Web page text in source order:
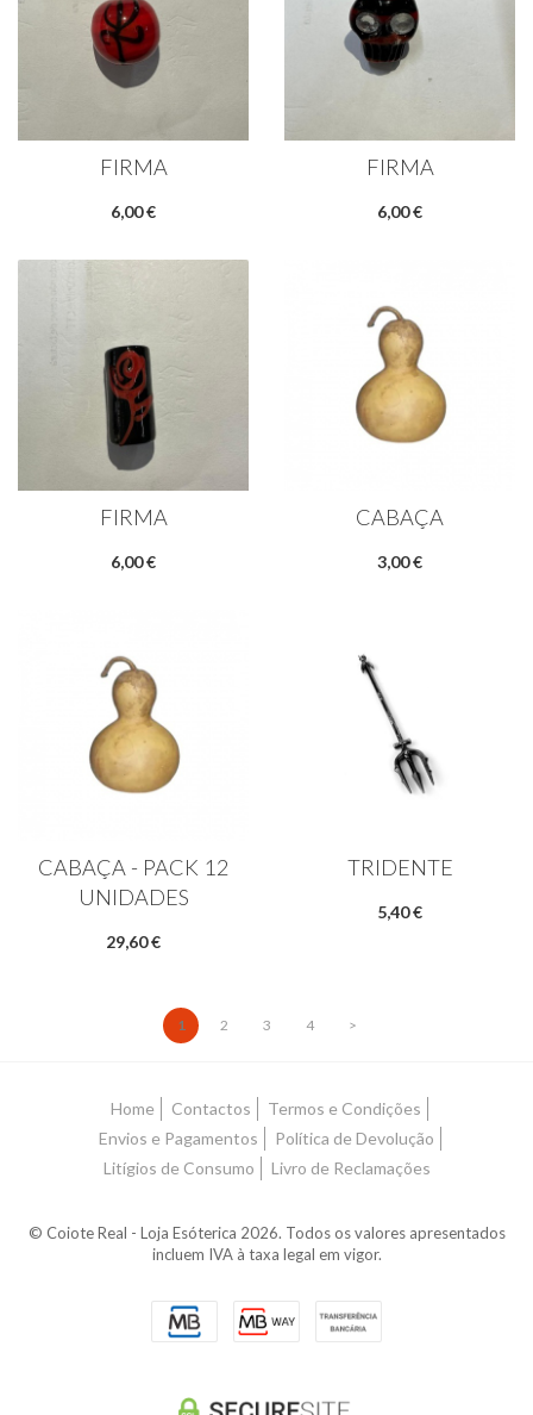
FIRMA
6,00 €
FIRMA
6,00 €
FIRMA
6,00 €
CABAÇA
3,00 €
CABAÇA - PACK 12
UNIDADES
29,60 €
TRIDENTE
5,40 €
1 2 3 4 >
Home Contactos
Termos e Condições
Envios e Pagamentos
Política de Devolução
Litígios de Consumo
Livro de Reclamações
© Coiote Real - Loja Esóterica 2026. Todos os valores apresentados
incluem IVA à taxa legal em vigor.